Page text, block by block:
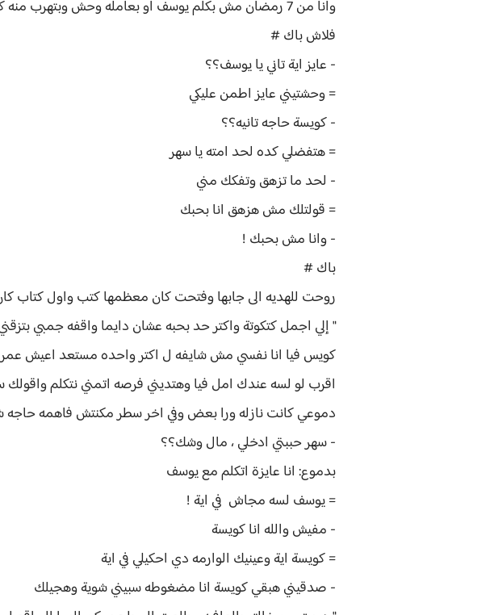
وانا من 7 رمضان مش بكلم يوسف او بعامله وحش وبتهرب منه كذا مره يحاول يكلمني واصده
فلاش باك #
- عايز اية تاني يا يوسف؟؟
= وحشتيني عايز اطمن عليكي
- كويسة حاجه تانيه؟؟
= هتفضلي كده لحد امته يا سهر
- لحد ما تزهق وتفكك مني
= قولتلك مش هزهق انا بحبك
- وانا مش بحبك !
باك #
روحت للهديه الى جابها وفتحت كان معظمها كتب واول كتاب كان إيكادولي و ارض
" إلي اجمل كتكوتة واكتر حد بحبه عشان دايما واقفه جمبي
كويس فيا انا نفسي مش شايفه ل اكتر واحده مستعد اعيش
اقرب لو لسه عندك امل فيا وهتديني فرصه اتمني نتكلم
دموعي كانت نازله ورا بعض وفي اخر سطر مكنتش فاهمه
- سهر حببتي ادخلي ، مال وشك؟؟
بدموع: انا عايزة اتكلم مع يوسف
= يوسف لسه مجاش في اية !
- مفيش والله انا كويسة
= كويسة اية وعينيك الوارمه دي احكيلي في اية
- صدقيني هبقي كويسة انا مضغوطه سبيني شوية وهجيلك